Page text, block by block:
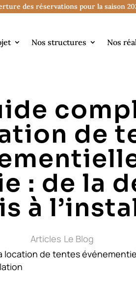
des réservations pour la saison
Nos structures Nos
de
: de la
à
Articles Le Blog
location de tentes